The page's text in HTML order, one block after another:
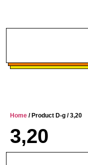
Home / Product D-g / 3,20
3,20